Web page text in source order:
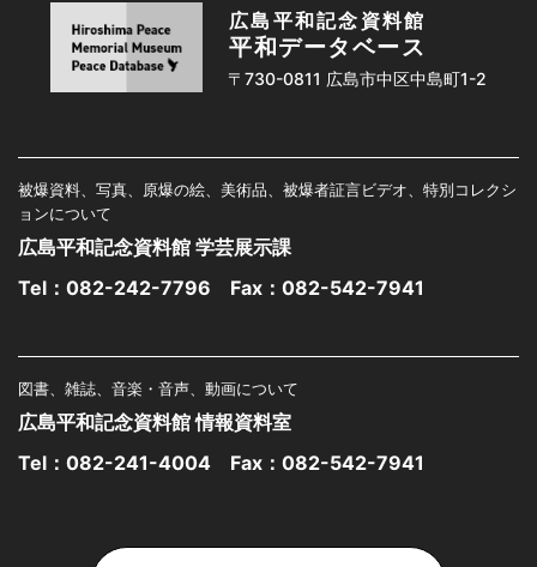
広島平和記念資料館
平和データベース
〒730-0811 広島市中区中島町1-2
被爆資料、写真、原爆の絵、美術品、被爆者証言ビデオ、特別コレクシ
ョンについて
広島平和記念資料館 学芸展示課
Tel： 082-242-7796 Fax：082-542-7941
図書、雑誌、音楽・音声、動画について
広島平和記念資料館 情報資料室
Tel： 082-241-4004 Fax：082-542-7941